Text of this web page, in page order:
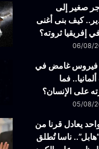
صغير إلى
كيف بنى أغنى
إفريقيا ثروته؟
06/08/
فيروس غامض في
فما
على الإنسان؟
05/08/
يعادل قرنا من
ناسا تُطلق